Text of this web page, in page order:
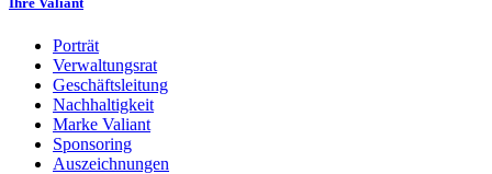
Porträt
Verwaltungsrat
Geschäftsleitung
Nachhaltigkeit
Marke Valiant
Sponsoring
Auszeichnungen